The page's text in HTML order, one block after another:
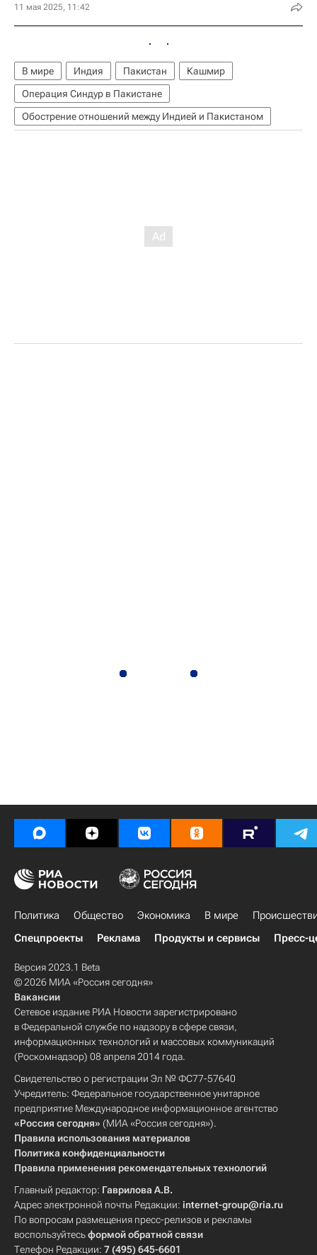
11 мая 2025, 11:42
В мире Индия Пакистан
Кашмир
Операция Синдур в Пакистане
Обострение отношений между Индией и Пакистаном
Политика Общество Экономика В мире
Спецпроекты
Реклама Продукты и сервисы Пресс-
Версия 2023.1 Beta
© 2026 МИА «Россия сегодня»
Вакансии
Сетевое издание РИА Новости зарегистрировано
в Федеральной службе по надзору в сфере связи,
информационных технологий и массовых коммуникаций
(Роскомнадзор) 08 апреля 2014 года.
Свидетельство о регистрации Эл № ФС77-57640
Учредитель: Федеральное государственное унитарное
предприятие Международное информационное агентство
«Россия сегодня» (МИА «Россия сегодня»).
Правила использования материалов
Политика конфиденциальности
Правила применения рекомендательных технологий
Главный редактор: Гаврилова А.В.
Адрес электронной почты Редакции: internet-group@ria.ru
По вопросам размещения пресс-релизов и рекламы
воспользуйтесьформой обратной связи
Телефон Редакции: 7 (495) 645-6601